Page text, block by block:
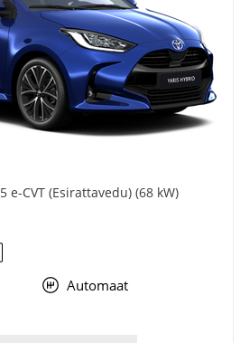
e-CVT (Esirattavedu) (68 kW)
Automaat